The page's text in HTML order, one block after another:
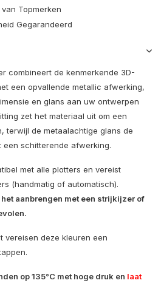
Topmerken
Gegarandeerd
combineert de kenmerkende 3D-
een opvallende metallic afwerking,
en glans aan uw ontwerpen
zet het materiaal uit om een
terwijl de metaalachtige glans de
een schitterende afwerking.
met alle plotters en vereist
(handmatig of automatisch).
aanbrengen met een strijkijzer of
vereisen deze kleuren een
op 135°C met hoge druk en laat